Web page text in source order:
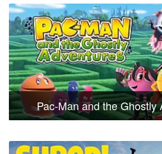
Pac-Man and the Ghostly